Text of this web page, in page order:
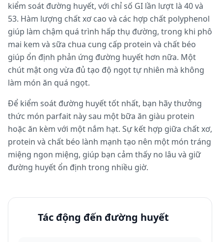
kiểm soát đường huyết, với chỉ số GI lần lượt là 40 và
53. Hàm lượng chất xơ cao và các hợp chất polyphenol
giúp làm chậm quá trình hấp thụ đường, trong khi phô
mai kem và sữa chua cung cấp protein và chất béo
giúp ổn định phản ứng đường huyết hơn nữa. Một
chút mật ong vừa đủ tạo độ ngọt tự nhiên mà không
làm món ăn quá ngọt.
Để kiểm soát đường huyết tốt nhất, bạn hãy thưởng
thức món parfait này sau một bữa ăn giàu protein
hoặc ăn kèm với một nắm hạt. Sự kết hợp giữa chất xơ,
protein và chất béo lành mạnh tạo nên một món tráng
miệng ngon miệng, giúp bạn cảm thấy no lâu và giữ
đường huyết ổn định trong nhiều giờ.
Tác động đến đường huyết